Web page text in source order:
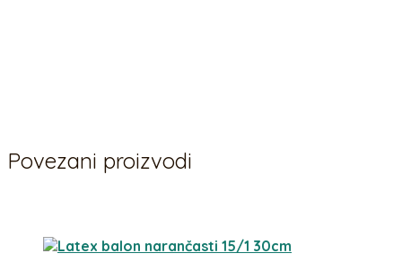
Povezani proizvodi